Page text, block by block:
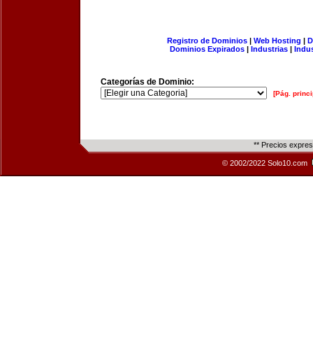
Registro de Dominios| Web Hosting |
Dominios Expirados | Industrias |
Categorías de Dominio:
[Pág.
** Precios
© 2002/2022 Solo10.com